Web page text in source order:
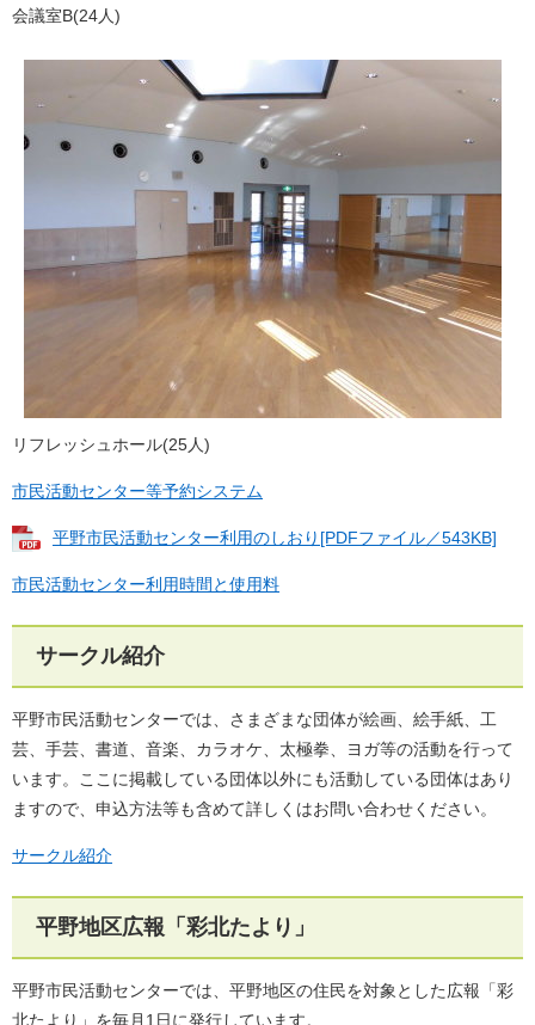
​会議室B(24人)
リフレッシュホール(25人)
市民活動センター等予約システム
平野市民活動センター利用のしおり[PDFファイル／543KB]
市民活動センター利用時間と使用料
サークル紹介
平野市民活動センターでは、さまざまな団体が絵画、絵手紙、工
芸、手芸、書道、音楽、カラオケ、太極拳、ヨガ等の活動を行って
います。ここに掲載している団体以外にも活動している団体はあり
ますので、申込方法等も含めて詳しくはお問い合わせください。
サークル紹介
平野地区広報「彩北たより」
平野市民活動センターでは、平野地区の住民を対象とした広報「彩
北たより」を毎月1日に発行しています。